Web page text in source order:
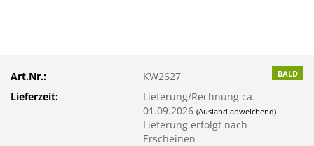
BALD
Art.Nr.:
KW2627
Lieferzeit:
Lieferung/Rechnung ca.
01.09.2026(Ausland abweichend)
Lieferung erfolgt nach
Erscheinen